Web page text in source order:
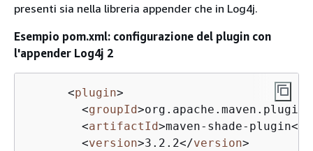
presenti sia nella libreria appender che in Log4j.
Esempio pom.xml: configurazione del plugin con
l'appender Log4j 2
<plugin>
<groupId>org.apache.maven.plugins
<artifactId>maven-shade-plugin</
<version>3.2.2</version>